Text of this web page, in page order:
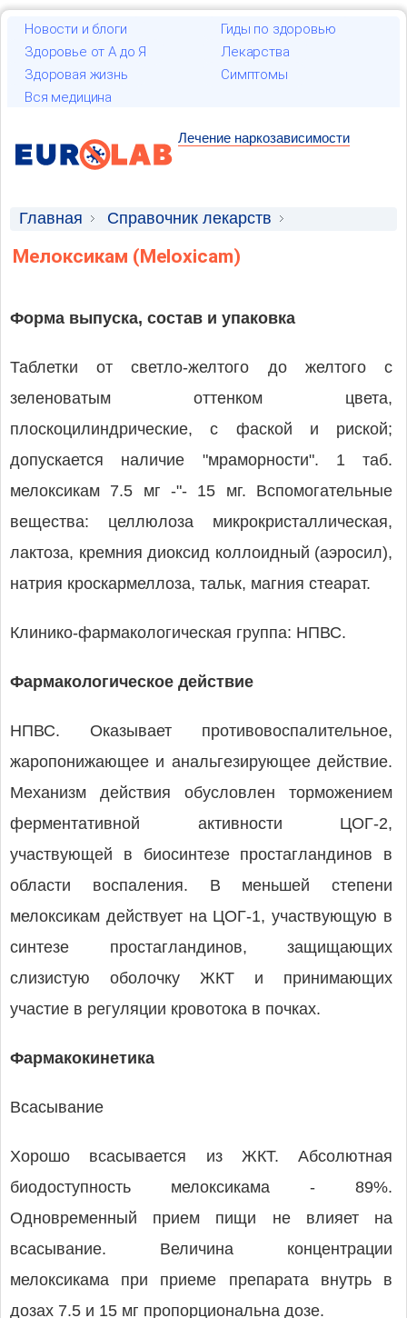
Новости и блоги
Гиды по здоровью
Здоровье от А до Я
Лекарства
Здоровая жизнь
Симптомы
Вся медицина
Лечение наркозависимости
Главная
Справочник лекарств
Лекарственные средства
Мелоксикам (Meloxicam)
Форма выпуска, состав и упаковка
Таблетки от светло-желтого до желтого с
зеленоватым оттенком цвета,
плоскоцилиндрические, с фаской и риской;
допускается наличие "мраморности". 1 таб.
мелоксикам 7.5 мг -"- 15 мг. Вспомогательные
вещества: целлюлоза микрокристаллическая,
лактоза, кремния диоксид коллоидный (аэросил),
натрия кроскармеллоза, тальк, магния стеарат.
Клинико-фармакологическая группа: НПВС.
Фармакологическое действие
НПВС. Оказывает противовоспалительное,
жаропонижающее и анальгезирующее действие.
Механизм действия обусловлен торможением
ферментативной активности ЦОГ-2,
участвующей в биосинтезе простагландинов в
области воспаления. В меньшей степени
мелоксикам действует на ЦОГ-1, участвующую в
синтезе простагландинов, защищающих
слизистую оболочку ЖКТ и принимающих
участие в регуляции кровотока в почках.
Фармакокинетика
Всасывание
Хорошо всасывается из ЖКТ. Абсолютная
биодоступность мелоксикама - 89%.
Одновременный прием пищи не влияет на
всасывание. Величина концентрации
мелоксикама при приеме препарата внутрь в
дозах 7.5 и 15 мг пропорциональна дозе.